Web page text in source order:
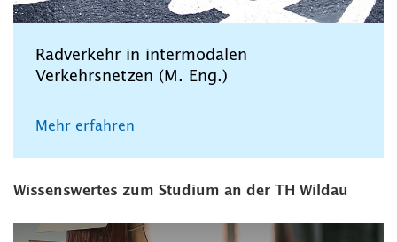
Radverkehr in intermodalen
Verkehrsnetzen (M. Eng.)
Mehr erfahren
Wissenswertes zum Studium an der TH Wildau